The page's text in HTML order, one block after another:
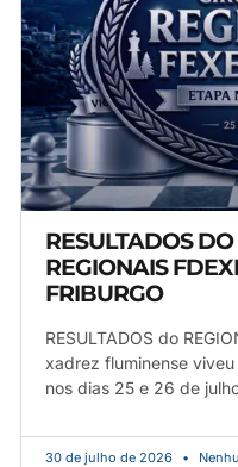
RESULTADOS
REGIONAIS
FRIBURGO
RESULTADOS do
xadrez fluminense
nos dias 25 e 26 de
30 de julho de 2026